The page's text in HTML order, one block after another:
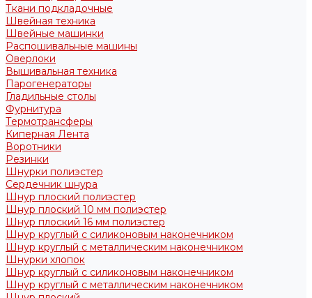
Ткани подкладочные
Швейная техника
Швейные машинки
Распошивальные машины
Оверлоки
Вышивальная техника
Парогенераторы
Гладильные столы
Фурнитура
Термотрансферы
Киперная Лента
Воротники
Резинки
Шнурки полиэстер
Сердечник шнура
Шнур плоский полиэстер
Шнур плоский 10 мм полиэстер
Шнур плоский 16 мм полиэстер
Шнур круглый с силиконовым наконечником
Шнур круглый с металлическим наконечником
Шнурки хлопок
Шнур круглый с силиконовым наконечником
Шнур круглый с металлическим наконечником